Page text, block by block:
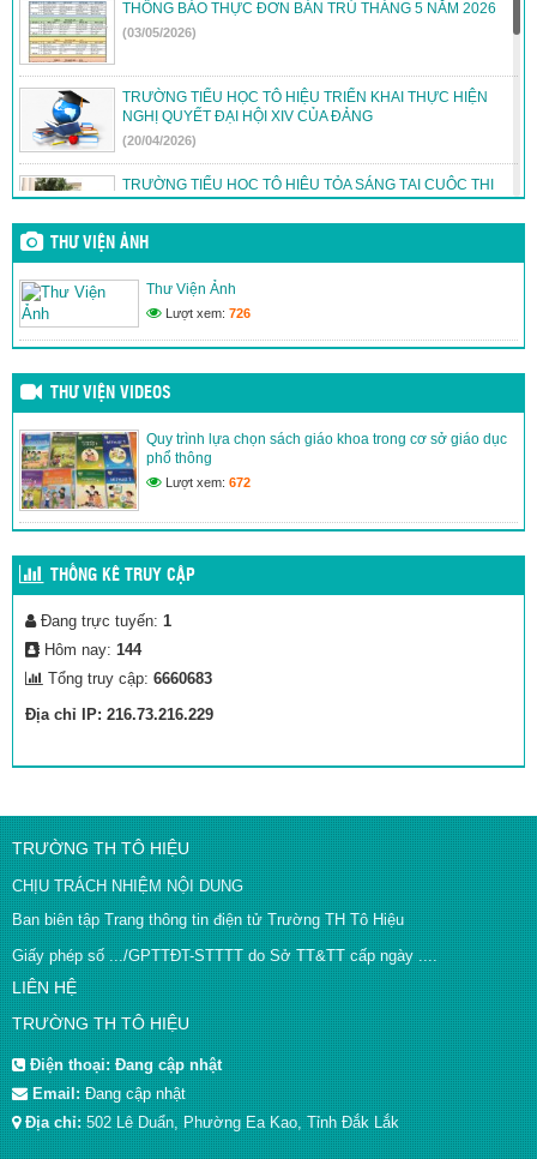
THÔNG BÁO THỰC ĐƠN BÁN TRÚ THÁNG 5 NĂM 2026
(03/05/2026)
TRƯỜNG TIỂU HỌC TÔ HIỆU TRIỂN KHAI THỰC HIỆN
NGHỊ QUYẾT ĐẠI HỘI XIV CỦA ĐẢNG
(20/04/2026)
TRƯỜNG TIỂU HỌC TÔ HIỆU TỎA SÁNG TẠI CUỘC THI
TRẠNG NGUYÊN TIẾNG VIỆT
(30/03/2026)
(26/02/2026)
THƯ VIỆN ẢNH
Thư Viện Ảnh
Lượt xem: 726
THƯ VIỆN VIDEOS
Quy trình lựa chọn sách giáo khoa trong cơ sở giáo dục
phổ thông
Lượt xem: 672
THỐNG KÊ TRUY CẬP
Đang trực tuyến: 1
Hôm nay: 144
Tổng truy cập: 6660683
Địa chỉ IP: 216.73.216.229
TRƯỜNG TH TÔ HIỆU
CHỊU TRÁCH NHIỆM NỘI DUNG
Ban biên tập Trang thông tin điện tử Trường TH Tô Hiệu
Giấy phép số .../GPTTĐT-STTTT do Sở TT&TT cấp ngày ....
LIÊN HỆ
TRƯỜNG TH TÔ HIỆU
Điện thoại:Đang cập nhật
Email:Đang cập nhật
Địa chỉ:502 Lê Duẩn, Phường Ea Kao, Tỉnh Đắk Lắk